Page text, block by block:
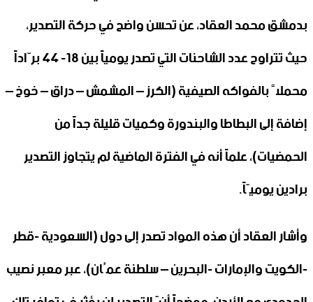
بدمشق محمد العقاد، عن تحسن واضح في حركة التصدير،
حيث تتراوح عدد الشاحنات التي تصدر يومياً بين 18- 44 برّاداً
محملاً بالفواكه الصيفية (الكرز – المشمش – دراق – خوخ –
إضافة إلى البطاطا والبندورة وكميات قليلة جداً من
الحمضيات)، علماً أنه في الفترة الماضية لم يتجاوز التصدير
برادين يوميّاً.
وأشار العقاد أن هذه المواد تصدر إلى دول (السعودية -قطر
-الكويت والإمارات -البحرين – سلطنة عمُان)، عبر معبر نصيب